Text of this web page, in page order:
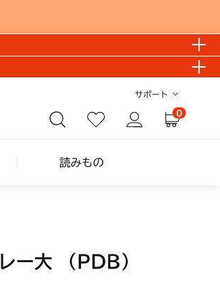
サポート
0
読みもの
ー大 （PDB）